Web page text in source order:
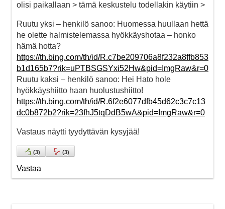
olisi paikallaan > tämä keskustelu todellakin käytiin >
Ruutu yksi – henkilö sanoo: Huomessa huullaan hettä
he olette halmistelemassa hyökkäyshotaa – honko
hämä hotta?
https://th.bing.com/th/id/R.c7be209706a8f232a8ffb853
b1d165b7?rik=uPTBSGSYxi52Hw&pid=ImgRaw&r=0
Ruutu kaksi – henkilö sanoo: Hei Hato hole
hyökkäyshiitto haan huolustushiitto!
https://th.bing.com/th/id/R.6f2e6077dfb45d62c3c7c13
dc0b872b2?rik=23fhJ5tqDdB5wA&pid=ImgRaw&r=0
Vastaus näytti tyydyttävän kysyjää!
(3) (3)
Vastaa